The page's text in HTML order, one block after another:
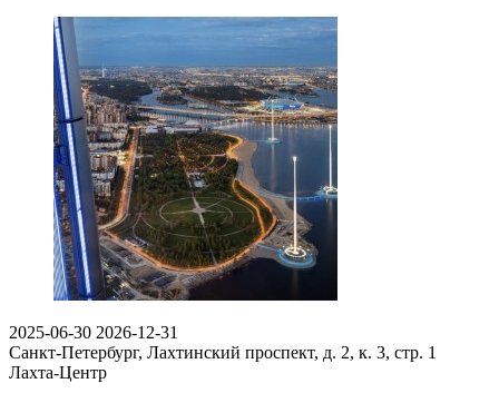
2025-06-30 2026-12-31
Санкт-Петербург, Лахтинский проспект, д. 2, к. 3, стр. 1
Лахта-Центр